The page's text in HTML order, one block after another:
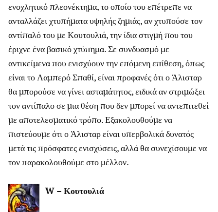
ενοχλητικό πλεονέκτημα, το οποίο του επέτρεπε να
ανταλλάζει χτυπήματα υψηλής ζημιάς, αν χτυπούσε τον
αντίπαλό του με Κουτουλιά, την ίδια στιγμή που του
έριχνε ένα βασικό χτύπημα. Σε συνδυασμό με
αντικείμενα που ενισχύουν την επόμενη επίθεση, όπως
είναι το Λαμπερό Σπαθί, είναι προφανές ότι ο Άλισταρ
θα μπορούσε να γίνει ασταμάτητος, ειδικά αν στριμώξει
τον αντίπαλο σε μια θέση που δεν μπορεί να αντεπιτεθεί
με αποτελεσματικό τρόπο. Εξακολουθούμε να
πιστεύουμε ότι ο Άλισταρ είναι υπερβολικά δυνατός
μετά τις πρόσφατες ενισχύσεις, αλλά θα συνεχίσουμε να
τον παρακολουθούμε στο μέλλον.
W – Κουτουλιά